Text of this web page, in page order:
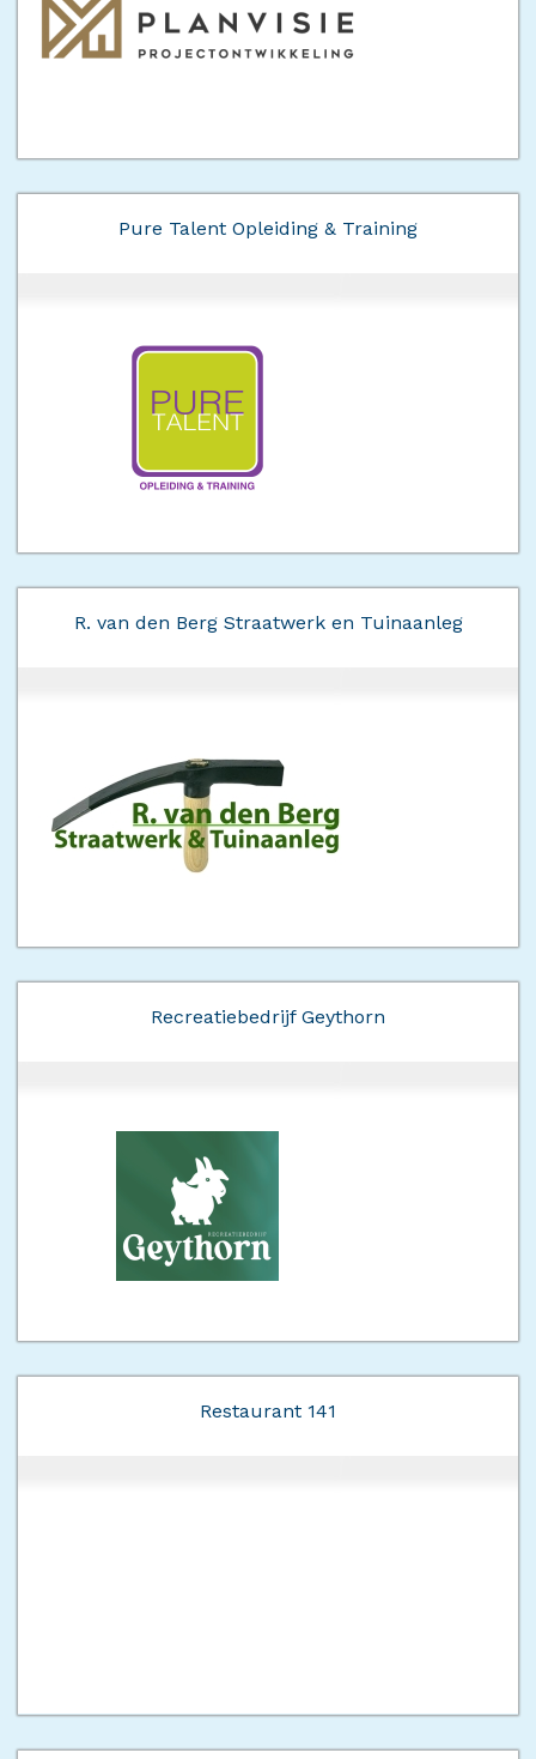
Pure Talent Opleiding & Training
R. van den Berg Straatwerk en Tuinaanleg
Recreatiebedrijf Geythorn
Restaurant 141